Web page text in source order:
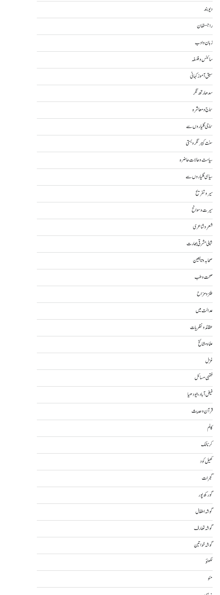
دیوبند
راجستھان
زبان و ادب
سائنس و فلسفہ
سبق آموز کہانی
سدھارتھ نگر
سماج و معاشرہ
سماجی گلیاروں سے
سنت کبیر نگر و بستی
سیاست و حالات حاضرہ
سیاسی گلیاروں سے
سیر و تفریح
سیرت و سوانح
شعر و شاعری
شمالی مشرقی بھارت
صحابہ و تابعین
صحت و طب
طنز و مزاح
عدالت میں
عقائد و نظریات
علما و مشائخ
غزل
فقہی مسائل
فیض آباد، ایودھیا
قرآن و حدیث
کالم
کرناٹک
کھیل کود
گجرات
گورکھ پور
گوشہ اطفال
گوشہ تعارف
گوشہ خواتین
لکھنؤ
مئو